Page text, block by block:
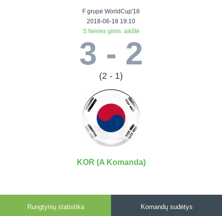
futbolas
Vaikų lyga
Moterų lyga
futbolas
Senjorai 35+
Senjorai 45+
Futsal 45+
Select II
VRFS Futsal
Cup
Aukštaitijos
senjorų
čempionatas
F grupė WorldCup'18
2018-06-18 19:10
S.Nėries gimn. aikštė
3 - 2
(2 - 1)
KOR (A Komanda)
Rungtynių statistika Komandų sudėtys